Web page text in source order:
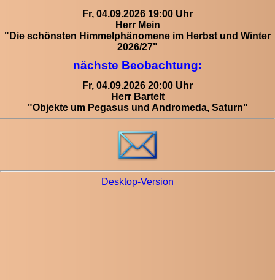
Fr, 04.09.2026 19:00 Uhr
Herr Mein
"Die schönsten Himmelphänomene im Herbst und Winter
2026/27"
nächste Beobachtung:
Fr, 04.09.2026 20:00 Uhr
Herr Bartelt
"Objekte um Pegasus und Andromeda, Saturn"
Desktop-Version